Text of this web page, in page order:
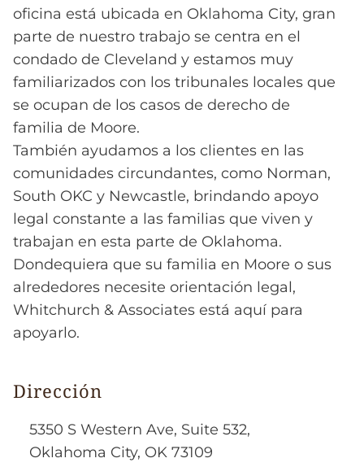
oficina está ubicada en Oklahoma City, gran
parte de nuestro trabajo se centra en el
condado de Cleveland y estamos muy
familiarizados con los tribunales locales que
se ocupan de los casos de derecho de
familia de Moore.
También ayudamos a los clientes en las
comunidades circundantes, como Norman,
South OKC y Newcastle, brindando apoyo
legal constante a las familias que viven y
trabajan en esta parte de Oklahoma.
Dondequiera que su familia en Moore o sus
alrededores necesite orientación legal,
Whitchurch & Associates está aquí para
apoyarlo.
Dirección
5350 S Western Ave, Suite 532,
Oklahoma City, OK 73109